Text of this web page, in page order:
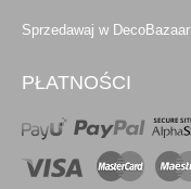
Sprzedawaj w DecoBazaar
PŁATNOŚCI